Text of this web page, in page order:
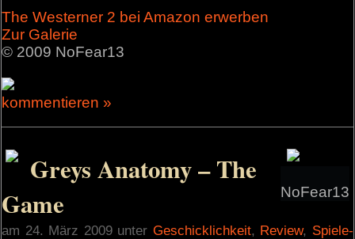
The Westerner 2 bei Amazon erwerben
Zur Galerie
© 2009 NoFear13
kommentieren »
NoFear13
Greys Anatomy – The
Game
am 24. März 2009 unter Geschicklichkeit, Review, Spiele-